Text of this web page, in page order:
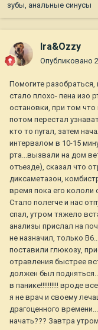
зубы, анальные синусы
Ira&Ozzy
Опубликовано
Помогите разобраться,
стало плохо- пена изо
остановки, при том
потом перестал
кто то пугал, затем
интервалом в 10-15
рта...вызвали на дом
отъезде), сказал что
диксаметазон,
время пока его кололи
Стало полегче и нас
спал, утром тяжело
анализы прислал на
не назначил, только
поставили глюкозу,
отравления быстрее
должен был
в панике!!!!!!!!!! вроде
я не врач и своему
драгоценного
начать??? Завтра